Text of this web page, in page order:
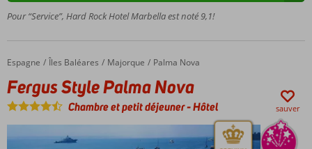
confortables
jardin
luxuriant
avec
grande
piscine
Bonne
base
pour
Pour “Service”, Hard Rock Hotel Marbella est noté 9,1!
Accueil
Espagne Îles Baléares Majorque Palma Nova
Fergus Style Palma Nova
Fergus Style Palma Nova
Chambre et petit déjeuner-Hôtel sauver